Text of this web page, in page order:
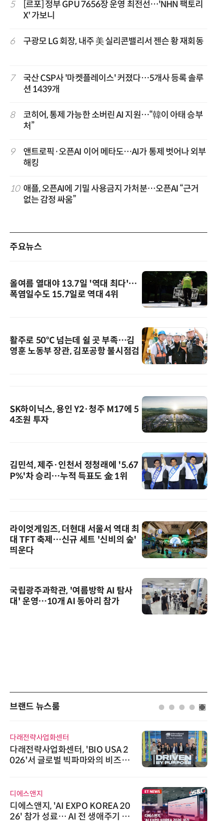
5
[르포] 정부 GPU 7656장 운영 최전선…'NHN 팩토리
X' 가보니
6 구광모 LG 회장, 내주 美 실리콘밸리서 젠슨 황 재회동
7
국산 CSP사 '마켓플레이스' 커졌다…5개사 등록 솔루
션 1439개
8
코히어, 통제 가능한 소버린 AI 지원…“韓이 아태 승부
처”
9
앤트로픽·오픈AI 이어 메타도…AI가 통제 벗어나 외부
해킹
10 애플, 오픈AI에 기밀 사용금지 가처분…오픈AI “근거
없는 감정 싸움”
주요뉴스
올여름 열대야 13.7일 '역대 최다'…
폭염일수도 15.7일로 역대 4위
활주로 50℃ 넘는데 쉴 곳 부족…김
영훈 노동부 장관, 김포공항 불시점검
SK하이닉스, 용인 Y2·청주 M17에 5
4조원 투자
김민석, 제주·인천서 정청래에 '5.67
P%'차 승리…누적 득표도 金 1위
라이엇게임즈, 더현대 서울서 역대 최
대 TFT 축제…신규 세트 '신비의 숲'
띄운다
국립광주과학관, '여름방학 AI 탐사
대' 운영…10개 AI 동아리 참가
브랜드 뉴스룸
다래전략사업화센터
다래전략사업화센터, 'BIO USA 2
026'서 글로벌 빅파마와의 비즈니
디에스앤지
디에스앤지, 'AI EXPO KOREA 20
26' 참가 성료… AI 전 생애주기 아